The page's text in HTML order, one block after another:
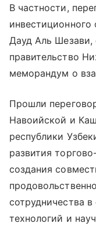
В частности,
Дауд Аль Шезави,
правительство
меморандум о
Прошли
Навоийской и
республики
развития
создания
сотрудничества
технологий и